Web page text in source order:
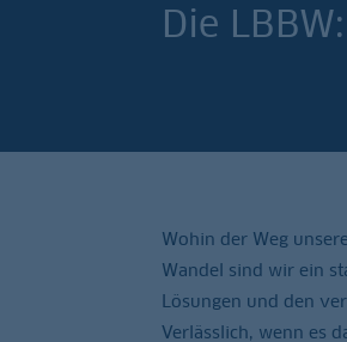
Die LBBW:
Wohin der Weg
Wandel sind wir ein
Lösungen und den
Verlässlich, wenn es